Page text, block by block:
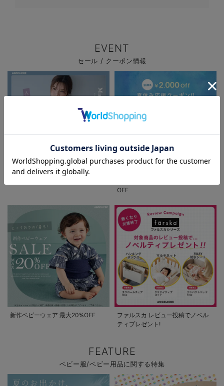
お気に入り商品を確認する
EVENT
セール / クーポン情報
OFF
新作ベビーウェア 最大20%OFF
ファルスカ レビュー投稿でノベル
ティプレゼント!
FEATURE
ベビー服/ベビー用品に関する特集